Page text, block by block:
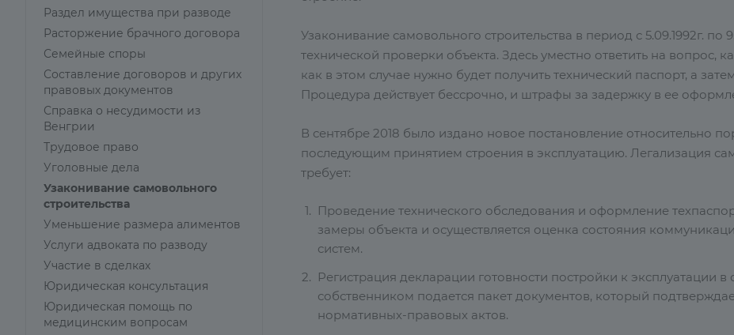
Узаконивание самовольного строительства в период с 5.09.1992г. по
технической проверки объекта. Здесь уместно ответить на вопрос,
как в этом случае нужно будет получить технический паспорт, а
Процедура действует бессрочно, и штрафы за задержку в ее
В сентябре 2018 было издано новое постановление относительно
последующим принятием строения в эксплуатацию. Легализация
требует:
Проведение технического обследования и оформление
замеры объекта и осуществляется оценка состояния
систем.
Регистрация декларации готовности постройки к эксплуатации в
собственником подается пакет документов, который
нормативных-правовых актов.
Раздел имущества при разводе
Расторжение брачного договора
Семейные споры
Составление договоров и других
правовых документов
Справка о несудимости из
Венгрии
Трудовое право
Уголовные дела
Узаконивание самовольного
строительства
Уменьшение размера алиментов
Услуги адвоката по разводу
Участие в сделках
Юридическая консультация
Юридическая помощь по
медицинским вопросам